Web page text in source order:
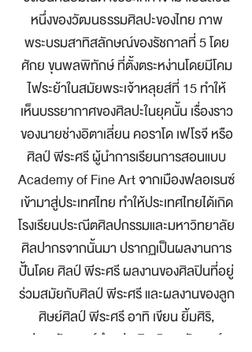
หนึ่งของวัฒนธรรมศิลปะของไทย ภาพ
พระบรมสาทิสลักษณ์ของรัชกาลที่ 5 โดย
ศักย ขุนพลพิทักษ์ ที่ตั้งตระหง่านโดยมีโคม
ไฟระย้าในสมัยพระเจ้าหลุยส์ที่ 15 ทำให้
เห็นบรรยากาศของศิลปะในยุคนั้น เรื่องราว
ของนายช่างอิตาเลี่ยน คอราโด เฟโรจี หรือ
ศิลป์ พีระศรี ผู้นำการเรียนการสอนแบบ
Academy of Fine Art จากเมืองฟลอเรนซ์
เข้ามาสู่ประเทศไทย ทำให้ประเทศไทยได้เกิด
โรงเรียนประณีตศิลปกรรมและมหาวิทยาลัย
ศิลปากรจากนั้นมา ปรากฏเป็นผลงานการ
ปั้นโดย ศิลป์ พีระศรี ผลงานของศิลปินที่อยู่
ร่วมสมัยกับศิลป์ พีระศรี และผลงานของลูก
ศิษย์ศิลป์ พีระศรี อาทิ เขียน ยิ้มศิริ,
ประหยัด พงษ์ดำ, ประกิต(จิตร) บัวบุศย์,